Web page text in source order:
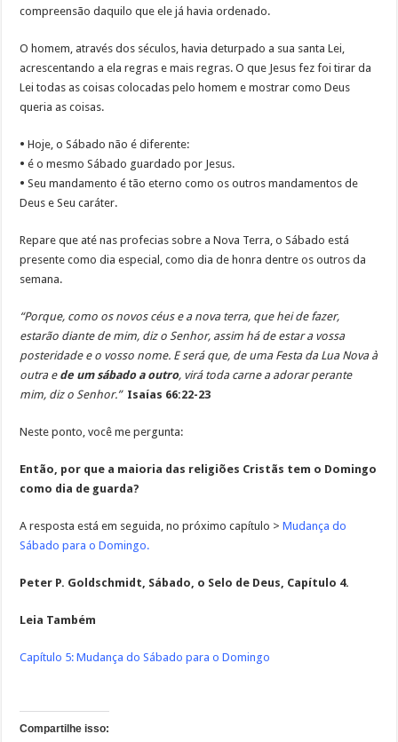
compreensão daquilo que ele já havia ordenado.
O homem, através dos séculos, havia deturpado a sua santa Lei,
acrescentando a ela regras e mais regras. O que Jesus fez foi tirar da
Lei todas as coisas colocadas pelo homem e mostrar como Deus
queria as coisas.
•Hoje, o Sábado não é diferente:
• é o mesmo Sábado guardado por Jesus.
•Seu mandamento é tão eterno como os outros mandamentos de
Deus e Seu caráter.
Repare que até nas profecias sobre a Nova Terra, o Sábado está
presente como dia especial, como dia de honra dentre os outros da
semana.
“Porque, como os novos céus e a nova terra, que hei de fazer,
estarão diante de mim, diz o Senhor, assim há de estar a vossa
posteridade e o vosso nome. E será que, de uma Festa da Lua Nova à
outra e de um sábado a outro, virá toda carne a adorar perante
mim, diz o Senhor.” Isaías 66:22-23
Neste ponto, você me pergunta:
Então, por que a maioria das religiões Cristãs tem o Domingo
como dia de guarda?
A resposta está em seguida, no próximo capítulo >Mudança do
Sábado para o Domingo.
Peter P. Goldschmidt, Sábado, o Selo de Deus, Capítulo 4.
Leia Também
Capítulo 5: Mudança do Sábado para o Domingo
Compartilhe isso: